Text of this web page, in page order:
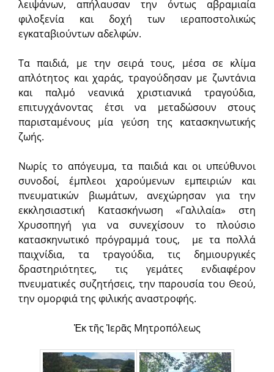
λειψάνων, απήλαυσαν την όντως αβραμιαία
φιλοξενία και δοχή των ιεραποστολικώς
εγκαταβιούντων αδελφών.
Τα παιδιά, με την σειρά τους, μέσα σε κλίμα
απλότητος και χαράς, τραγούδησαν με ζωντάνια
και παλμό νεανικά χριστιανικά τραγούδια,
επιτυγχάνοντας έτσι να μεταδώσουν στους
παρισταμένους μία γεύση της κατασκηνωτικής
ζωής.
Νωρίς το απόγευμα, τα παιδιά και οι υπεύθυνοι
συνοδοί, έμπλεοι χαρούμενων εμπειριών και
πνευματικών βιωμάτων, ανεχώρησαν για την
εκκλησιαστική Κατασκήνωση «Γαλιλαία» στη
Χρυσοπηγή για να συνεχίσουν το πλούσιο
κατασκηνωτικό πρόγραμμά τους, με τα πολλά
παιχνίδια, τα τραγούδια, τις δημιουργικές
δραστηριότητες, τις γεμάτες ενδιαφέρον
πνευματικές συζητήσεις, την παρουσία του Θεού,
την ομορφιά της φιλικής αναστροφής.
Ἐκ τῆς Ἱερᾶς Μητροπόλεως